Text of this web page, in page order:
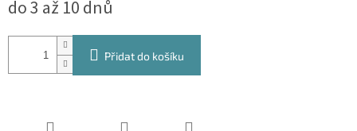
do 3 až 10 dnů
Přidat do košíku